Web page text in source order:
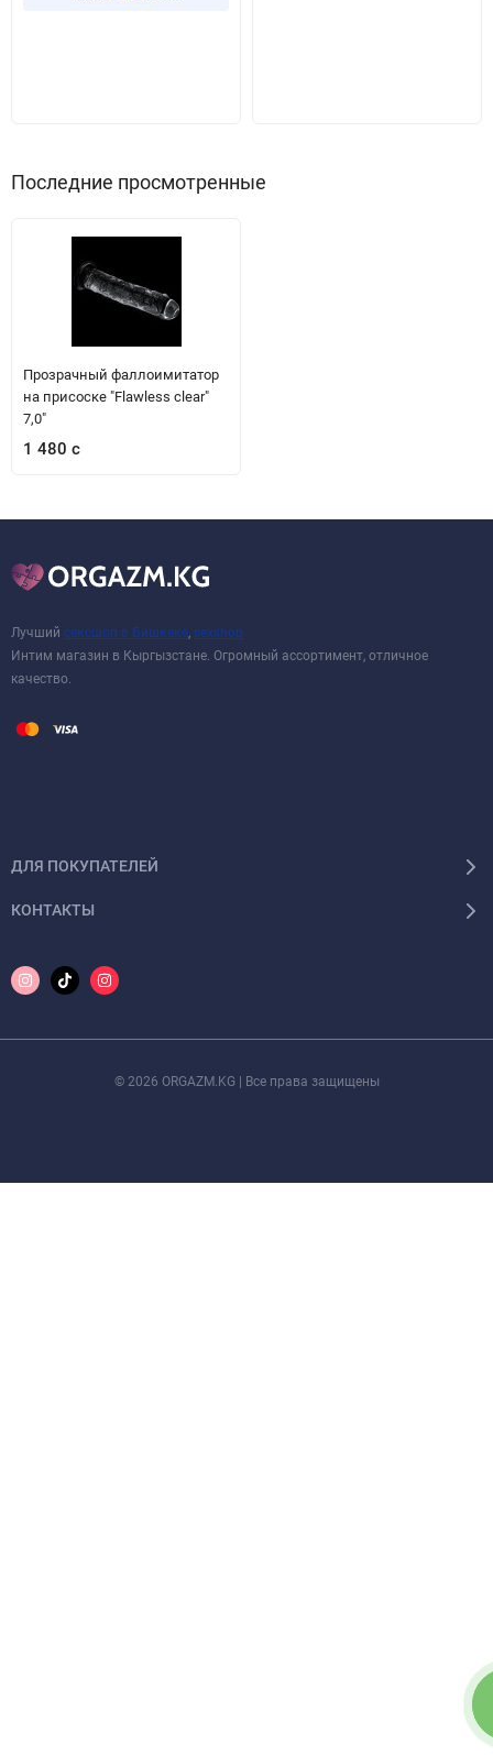
Последние просмотренные
Прозрачный фаллоимитатор
на присоске "Flawless clear"
7,0"
1 480 с
Лучший сексшоп в Бишкеке sexshop
Интим магазин в Кыргызстане. Огромный ассортимент, отличное
качество.
ДЛЯ ПОКУПАТЕЛЕЙ
КОНТАКТЫ
© 2026 ORGAZM.KG | Все права защищены